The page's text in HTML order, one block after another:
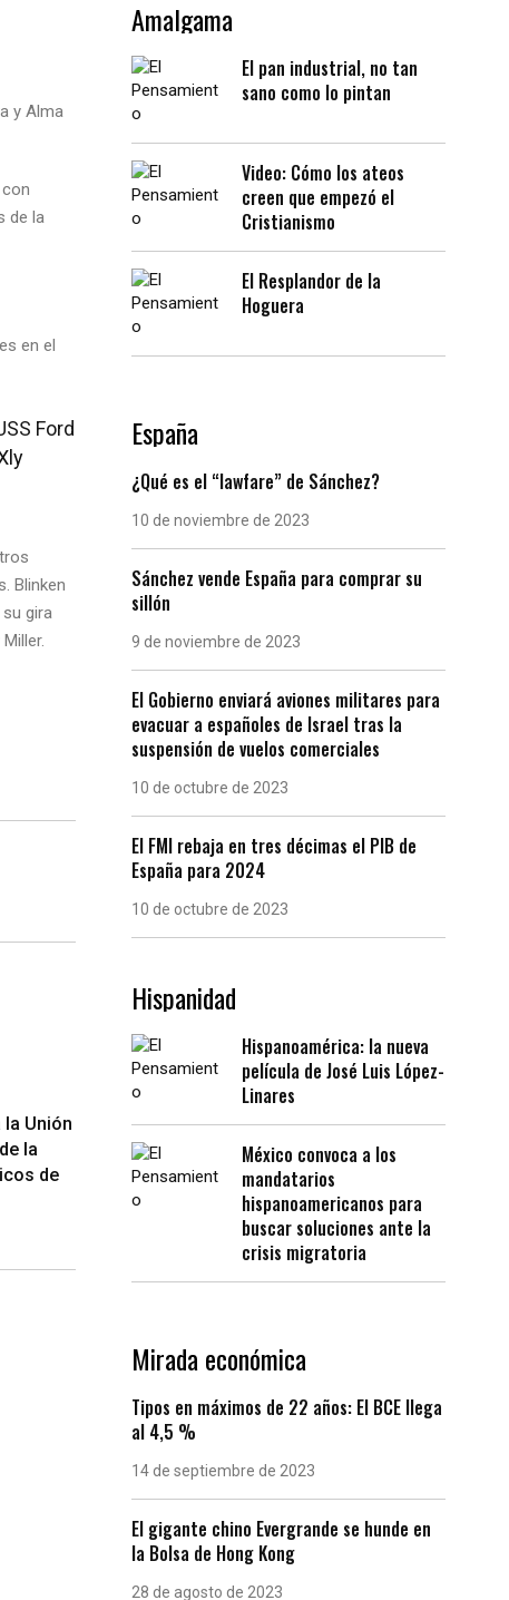
y Alma
de la
en el
Ford
Blinken
gira
la Unión
la
de
Amalgama
El pan industrial, no tan
sano como lo pintan
Video: Cómo los ateos
creen que empezó el
Cristianismo
El Resplandor de la
Hoguera
España
¿Qué es el “lawfare” de Sánchez?
10 de noviembre de 2023
Sánchez vende España para comprar su
sillón
9 de noviembre de 2023
El Gobierno enviará aviones militares para
evacuar a españoles de Israel tras la
suspensión de vuelos comerciales
10 de octubre de 2023
El FMI rebaja en tres décimas el PIB de
España para 2024
10 de octubre de 2023
Hispanidad
Hispanoamérica: la nueva
película de José Luis López-
Linares
México convoca a los
mandatarios
hispanoamericanos para
buscar soluciones ante la
crisis migratoria
Mirada económica
Tipos en máximos de 22 años: El BCE llega
al 4,5 %
14 de septiembre de 2023
El gigante chino Evergrande se hunde en
la Bolsa de Hong Kong
28 de agosto de 2023